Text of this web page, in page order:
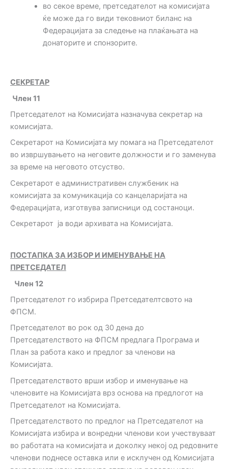
во секое време, претседателот на комисијата
ќе може да го види тековниот биланс на
Федерацијата за следење на плаќањата на
донаторите и спонзорите.
СЕКРЕТАР
Член 11
Претседателот на Комисијата назначува секретар на
комисијата.
Секретарот на Комисијата му помага на Претседателот
во извршувањето на неговите должности и го заменува
за време на неговото отсуство.
Секретарот е административен службеник на
комисијата за комуникација со канцеларијата на
Федерацијата, изготвува записници од состаноци.
Секретарот ја води архивата на Комисијата.
ПОСТАПКА ЗА ИЗБОР И ИМЕНУВАЊЕ НА
ПРЕТСЕДАТЕЛ
Член 12
Претседателот го избрира Претседателтсвото на
ФПСМ.
Претседателот во рок од 30 дена до
Претседателството на ФПСМ предлага Програма и
План за работа како и предлог за членови на
Комисијата.
Претседателството врши избор и именување на
членовите на Комисијата врз основа на предлогот на
Претседателот на Комисијата.
Претседателството по предлог на Претседателот на
Комисијата избира и вонредни членови кои учествуваат
во работата на комисијата и доколку некој од редовните
членови поднесе оставка или е исклучен од Комисијата